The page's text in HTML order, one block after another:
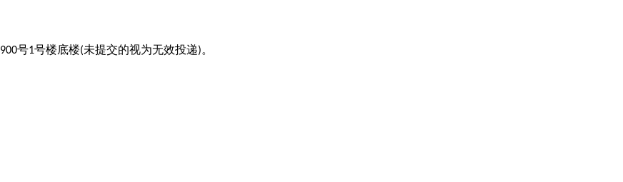
900号1号楼底楼(未提交的视为无效投递)。